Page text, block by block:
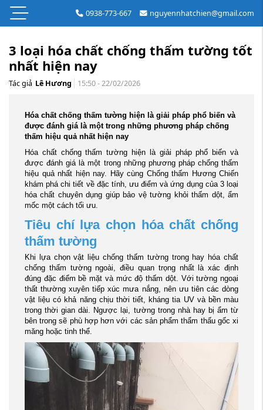
0938-773-667 nguyennhatchien@gmail.com
3 loại hóa chất chống thấm tường tốt
nhất hiện nay
Tác giả Lê Hương 15:50 - 22/02/2026
Hóa chất chống thấm tường hiện là giải pháp phổ biến và
được đánh giá là một trong những phương pháp chống
thấm hiệu quả nhất hiện nay
Hóa chất chống thấm tường hiện là giải pháp phổ biến và
được đánh giá là một trong những phương pháp chống thấm
hiệu quả nhất hiện nay. Hãy cùng Chống thấm Hương Chiến
khám phá chi tiết về đặc tính, ưu điểm và ứng dụng của 3 loại
hóa chất chuyên dụng giúp bảo vệ tường khỏi thấm dột, ẩm
mốc một cách tối ưu.
Tiêu chí lựa chọn hóa chất chống
thấm tường
Khi lựa chọn vật liệu chống thấm tường trong hay hóa chất
chống thấm tường ngoài, điều quan trọng nhất là xác định
đúng đặc điểm bề mặt và mức độ thấm dột. Với tường ngoại
thất thường xuyên tiếp xúc mưa nắng, nên ưu tiên các dòng
vật liệu có khả năng chịu thời tiết, kháng tia UV và bền màu
trong thời gian dài. Ngược lại, tường trong nhà hay bị ẩm từ
bên trong sẽ phù hợp hơn với các sản phẩm thẩm thấu gốc xi
măng hoặc tinh thể.